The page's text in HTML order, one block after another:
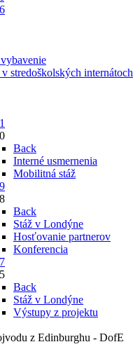
stredoškolských internátoch
Back
Interné usmernenia
Mobilitná stáž
Back
Stáž v Londýne
Hosťovanie partnerov
Konferencia
Back
Stáž v Londýne
Výstupy z projektu
z Edinburghu - DofE